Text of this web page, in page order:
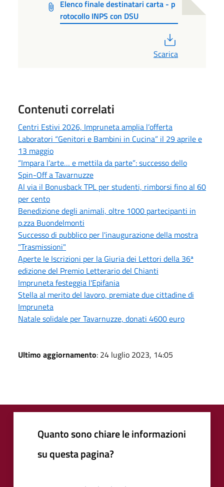
Elenco finale destinatari carta - p
rotocollo INPS con DSU
Scarica
Contenuti correlati
Centri Estivi 2026, Impruneta amplia l’offerta
Laboratori “Genitori e Bambini in Cucina” il 29 aprile e
13 maggio
“Impara l’arte… e mettila da parte”: successo dello
Spin-Off a Tavarnuzze
Al via il Bonusback TPL per studenti, rimborsi fino al 60
per cento
Benedizione degli animali, oltre 1000 partecipanti in
p.zza Buondelmonti
Successo di pubblico per l'inaugurazione della mostra
"Trasmissioni"
Aperte le Iscrizioni per la Giuria dei Lettori della 36ª
edizione del Premio Letterario del Chianti
Impruneta festeggia l'Epifania
Stella al merito del lavoro, premiate due cittadine di
Impruneta
Natale solidale per Tavarnuzze, donati 4600 euro
Ultimo aggiornamento: 24 luglio 2023, 14:05
Quanto sono chiare le informazioni
su questa pagina?